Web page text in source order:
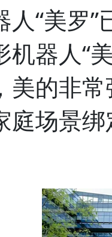
人“美罗
机器人“
美的非
庭场景